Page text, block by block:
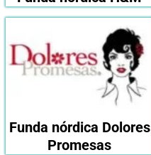
Funda nórdica Dolores
Promesas